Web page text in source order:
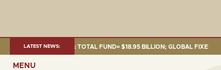
LATEST NEWS:
AS OF 30 SEP. 2025: TOTAL FUND= $18.95 BILLION; GLOBAL FIXED
MENU